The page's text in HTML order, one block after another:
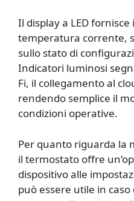
Il display a LED
temperatura corrente,
sullo stato di
Indicatori luminosi
Fi, il collegamento al
rendendo semplice il
condizioni operative.
Per quanto riguarda la
il termostato offre
dispositivo alle
può essere utile in